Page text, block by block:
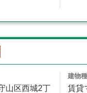
山区西城2丁
建物
賃貸